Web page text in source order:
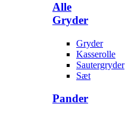
Alle
Gryder
Gryder
Kasserolle
Sautergryder
Sæt
Pander